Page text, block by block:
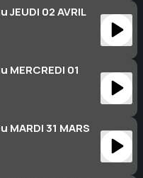
02 AVRIL
01
31 MARS